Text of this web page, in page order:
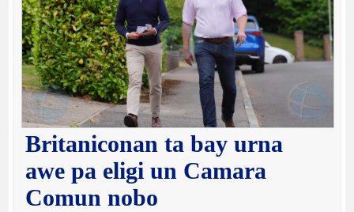
Britaniconan ta bay urna
awe pa eligi un Camara
Comun nobo